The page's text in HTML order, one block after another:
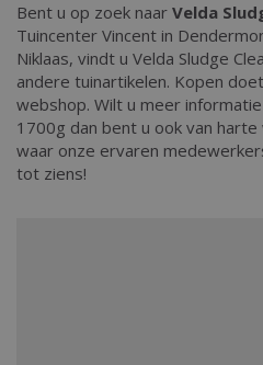
Bent u op zoek naar Velda
Tuincenter Vincent in
Niklaas, vindt u Velda Sludge
andere tuinartikelen. Kopen
webshop. Wilt u meer
1700g dan bent u ook van
waar onze ervaren
tot ziens!